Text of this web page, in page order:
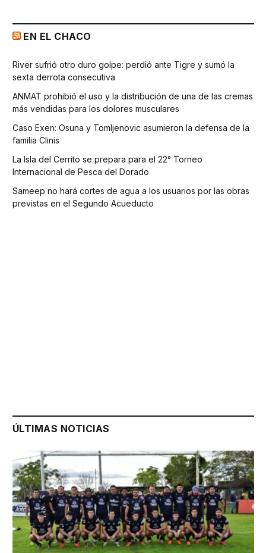
EN EL CHACO
River sufrió otro duro golpe: perdió ante Tigre y sumó la
sexta derrota consecutiva
ANMAT prohibió el uso y la distribución de una de las cremas
más vendidas para los dolores musculares
Caso Exen: Osuna y Tomljenovic asumieron la defensa de la
familia Clinis
La Isla del Cerrito se prepara para el 22° Torneo
Internacional de Pesca del Dorado
Sameep no hará cortes de agua a los usuarios por las obras
previstas en el Segundo Acueducto
ÚLTIMAS NOTICIAS